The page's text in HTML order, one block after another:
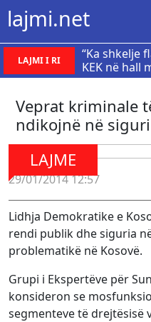
lajmi.net
LAJMI I RI
“Ka shkelje
KEK në hall
Veprat kriminale
ndikojnë në siguri
LAJME
29/01/2014 12:57
Lidhja Demokratike e
rendi publik dhe siguria
problematikë në Kosovë.
Grupi i Ekspertëve për
konsideron se
segmenteve të drejtësisë